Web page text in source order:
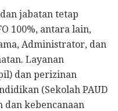
jabatan tetap
100%, antara lain,
Administrator, dan
Layanan
dan perizinan
(Sekolah PAUD
dan kebencanaan